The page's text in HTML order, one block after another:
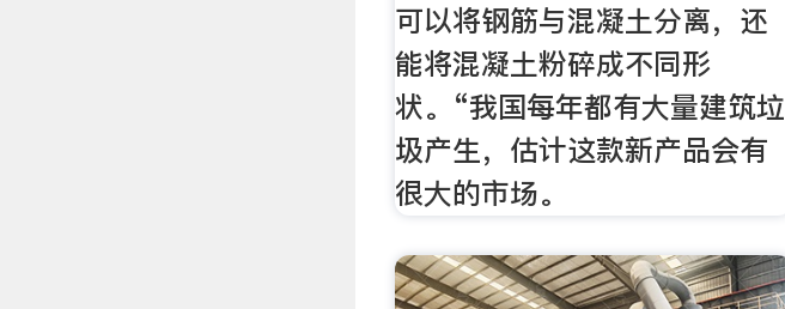
可以将钢筋与混凝土分离，还
能将混凝土粉碎成不同形
状。“我国每年都有大量建筑垃
圾产生，估计这款新产品会有
很大的市场。